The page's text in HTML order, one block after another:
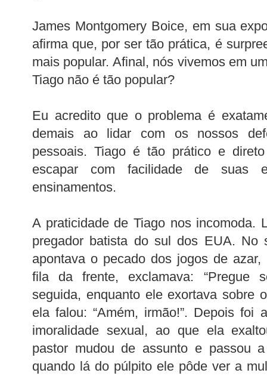
James Montgomery Boice, em sua
afirma que, por ser tão prática, é
mais popular. Afinal, nós vivemos em
Tiago não é tão popular?
Eu acredito que o problema é
demais ao lidar com os nossos
pessoais. Tiago é tão prático e
escapar com facilidade de suas
ensinamentos.
A praticidade de Tiago nos incomoda.
pregador batista do sul dos EUA. No
apontava o pecado dos jogos de
fila da frente, exclamava: “Pregue
seguida, enquanto ele exortava sobre
ela falou: “Amém, irmão!”. Depois foi
imoralidade sexual, ao que ela
pastor mudou de assunto e passou
quando lá do púlpito ele pôde ver a